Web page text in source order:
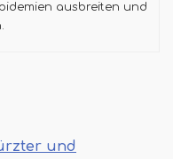
ausbreiten und
und